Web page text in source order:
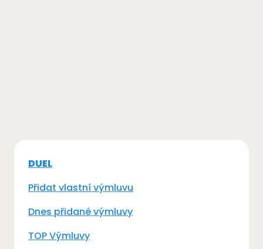
DUEL
Přidat vlastní výmluvu
Dnes přidané výmluvy
TOP Výmluvy